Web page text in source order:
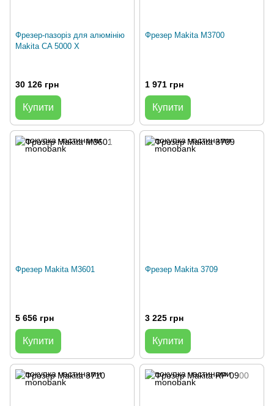
Фрезер-пазоріз для алюмінію
Makita CA 5000 X
30 126 грн
Купити
Фрезер Makita M3700
1 971 грн
Купити
Фрезер Makita M3601
5 656 грн
Купити
Фрезер Makita 3709
3 225 грн
Купити